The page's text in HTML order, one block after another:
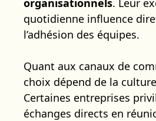
organisationnels. Leur
quotidienne influence
l’adhésion des équipes.
Quant aux canaux de
choix dépend de la
Certaines entreprises
échanges directs en